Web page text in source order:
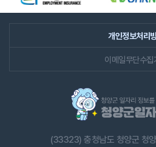
개인정보처리
이메일무단수집
(33323) 충청남도 청양군 청